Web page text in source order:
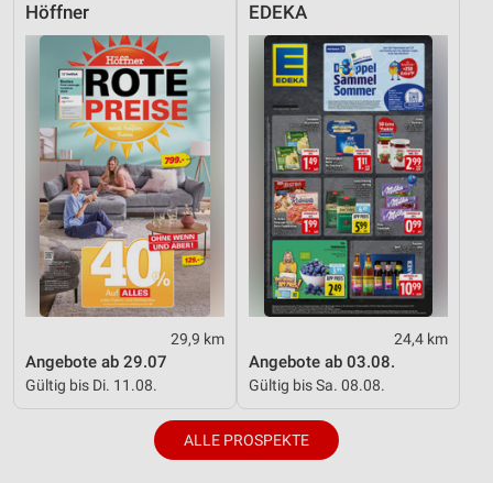
Höffner
29,9 km
Angebote ab 29.07
Gültig bis Di. 11.08.
EDEKA
24,4 km
Angebote ab 03.08.
Gültig bis Sa. 08.08.
ALLE PROSPEKTE